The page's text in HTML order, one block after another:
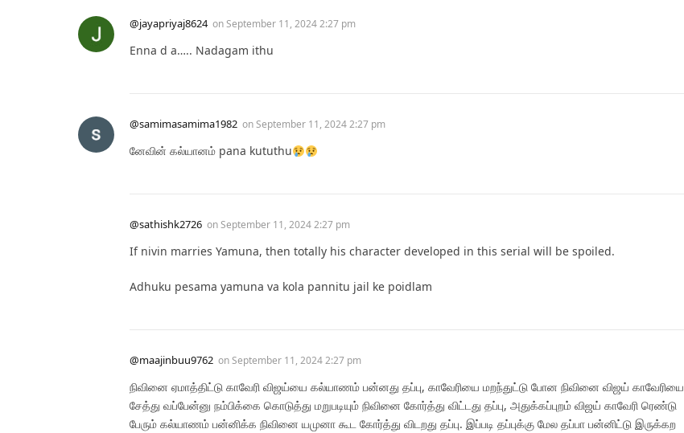
@jayapriyaj8624 onSeptember 11, 2024 2:27 pm
Enna d a….. Nadagam ithu
@samimasamima1982 onSeptember 11, 2024 2:27 pm
னேவின் கல்யானம் pana kututhu
@sathishk2726 onSeptember 11, 2024 2:27 pm
If nivin marries Yamuna, then totally his character developed in this serial will be spoiled.
Adhuku pesama yamuna va kola pannitu jail ke poidlam
@maajinbuu9762 onSeptember 11, 2024 2:27 pm
நிவினை ஏமாத்திட்டு காவேரி விஜய்யை கல்யாணம் பன்னது தப்பு, காவேரியை மறந்துட்டு போன நிவினை விஜய் காவேரியை
சேத்து வப்பேன்னு நம்பிக்கை கொடுத்து மறுபடியும் நிவினை கோர்த்து விட்டது தப்பு, அதுக்கப்புறம் விஜய் காவேரி ரெண்டு
பேரும் கல்யாணம் பன்னிக்க நிவினை யமுனா கூட கோர்த்து விடறது தப்பு. இப்படி தப்புக்கு மேல தப்பா பன்னிட்டு இருக்கற